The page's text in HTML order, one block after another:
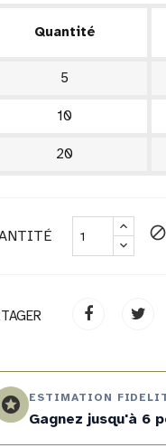
Quantité
5
10
20
block
stars ESTIMATION
Gagnez jusqu'à 6